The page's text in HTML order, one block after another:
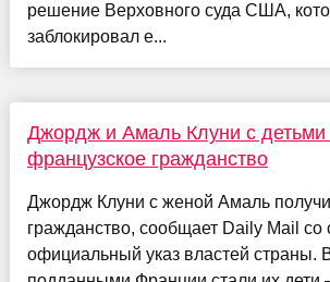
решение Верховного суда США,
заблокировал е...
Джордж и Амаль Клуни с детьми
французское гражданство
Джордж Клуни с женой Амаль
гражданство, сообщает Daily Mail со
официальный указ властей страны.